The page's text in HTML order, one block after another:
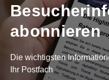
abonnieren
Die wichtigsten
Ihr Postfach